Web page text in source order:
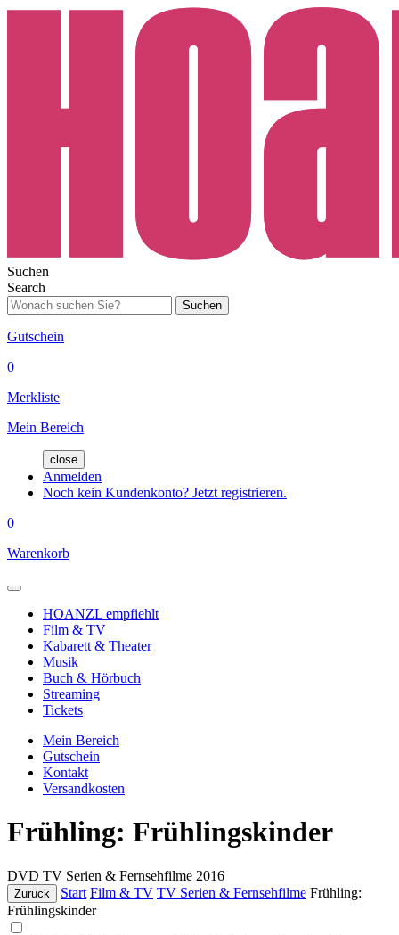
Suchen
Search
Suchen
Gutschein
0
Merkliste
Mein Bereich
close
Anmelden
Noch kein Kundenkonto? Jetzt registrieren.
0
Warenkorb
HOANZL empfiehlt
Film & TV
Kabarett & Theater
Musik
Buch & Hörbuch
Streaming
Tickets
Mein Bereich
Gutschein
Kontakt
Versandkosten
Frühling: Frühlingskinder
DVD TV Serien & Fernsehfilme 2016
Zurück Start Film & TV TV Serien & Fernsehfilme Frühling:
Frühlingskinder